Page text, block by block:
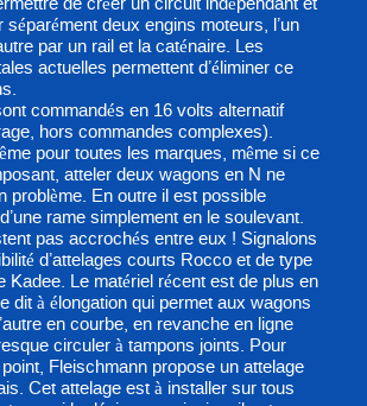
deux engins moteurs, l’un
par un rail et la caténaire. Les
actuelles permettent d’éliminer ce
commandés en 16 volts alternatif
hors commandes complexes).
pour toutes les marques, même si ce
atteler deux wagons en N ne
problème. En outre il est possible
rame simplement en le soulevant.
pas accrochés entre eux ! Signalons
d’attelages courts Rocco et de type
Kadee. Le matériel récent est de plus en
dit à élongation qui permet aux wagons
en courbe, en revanche en ligne
circuler à tampons joints. Pour
Fleischmann propose un attelage
Cet attelage est à installer sur tous